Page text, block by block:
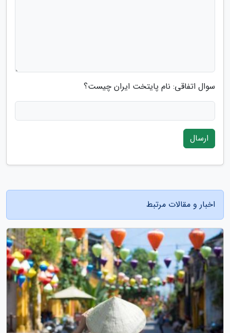
سوال اتفاقی: نام پایتخت ایران چیست؟
ارسال
اخبار و مقالات مرتبط